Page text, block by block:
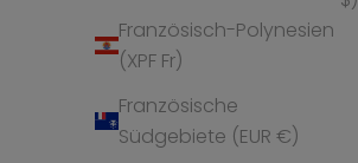
Französisch-Polynesien
(XPF Fr)
Französische
Südgebiete (EUR €)
Andorra (EUR €)
Anguilla (XCD $)